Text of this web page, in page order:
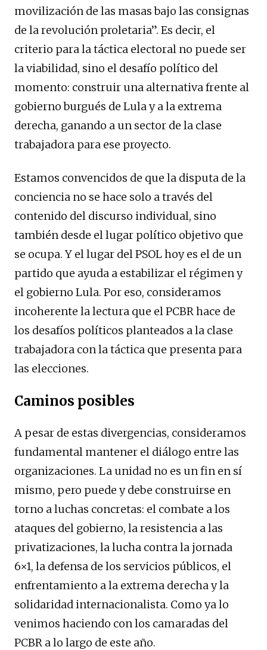
movilización de las masas bajo las consignas
de la revolución proletaria”. Es decir, el
criterio para la táctica electoral no puede ser
la viabilidad, sino el desafío político del
momento: construir una alternativa frente al
gobierno burgués de Lula y a la extrema
derecha, ganando a un sector de la clase
trabajadora para ese proyecto.
Estamos convencidos de que la disputa de la
conciencia no se hace solo a través del
contenido del discurso individual, sino
también desde el lugar político objetivo que
se ocupa. Y el lugar del PSOL hoy es el de un
partido que ayuda a estabilizar el régimen y
el gobierno Lula. Por eso, consideramos
incoherente la lectura que el PCBR hace de
los desafíos políticos planteados a la clase
trabajadora con la táctica que presenta para
las elecciones.
Caminos posibles
A pesar de estas divergencias, consideramos
fundamental mantener el diálogo entre las
organizaciones. La unidad no es un fin en sí
mismo, pero puede y debe construirse en
torno a luchas concretas: el combate a los
ataques del gobierno, la resistencia a las
privatizaciones, la lucha contra la jornada
6×1, la defensa de los servicios públicos, el
enfrentamiento a la extrema derecha y la
solidaridad internacionalista. Como ya lo
venimos haciendo con los camaradas del
PCBR a lo largo de este año.